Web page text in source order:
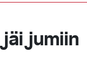
jumiin